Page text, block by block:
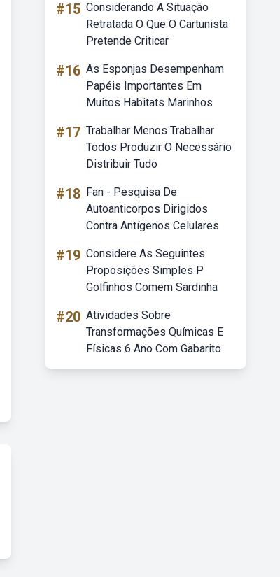
#15 Considerando A Situação
Retratada O Que O Cartunista
Pretende Criticar
#16 As Esponjas Desempenham
Papéis Importantes Em
Muitos Habitats Marinhos
#17 Trabalhar Menos Trabalhar
Todos Produzir O Necessário
Distribuir Tudo
#18 Fan - Pesquisa De
Autoanticorpos Dirigidos
Contra Antígenos Celulares
#19 Considere As Seguintes
Proposições Simples P
Golfinhos Comem Sardinha
#20 Atividades Sobre
Transformações Químicas E
Físicas 6 Ano Com Gabarito